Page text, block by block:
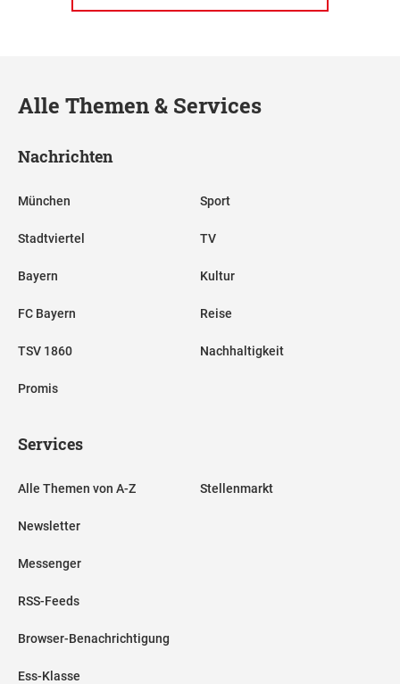
Alle Themen & Services
Nachrichten
München
Stadtviertel
Bayern
FC Bayern
TSV 1860
Promis
Sport
TV
Kultur
Reise
Nachhaltigkeit
Services
Alle Themen von A-Z
Newsletter
Messenger
RSS-Feeds
Browser-Benachrichtigung
Ess-Klasse
Stellenmarkt